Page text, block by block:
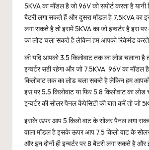
5KVA का मॉडल है जो 96V को सपोर्ट करता है
बैटरी लगा सकते हैं और दुसरा मॉडल है 7.5KVA का
लगा सकते है तो इसमें 5KVA का जो इन्वर्टर है इस
का लोड चला सकते है लेकिन हम आपको रिकेमंड
की यदि आपको 3.5 किलोवाट तक का लोड चलाना है
इन्वर्टर सही रहेगा और जो 7.5KVA 96V का
किलोवाट तक का लोड चला सकते है लेकिन हम
इस पर 5.5 किलोवाट या फिर 5.8 किलोवाट का
इन्वर्टर की सोलर पैनल कैपेसिटी की बात करें तो जो
इसके ऊपर आप 5 किलो वाट के सोलर पैनल लगा
वाला मॉडल है इसके ऊपर आप 7.5 किलो वाट के
और इन दोनों ही इन्वर्टर पर 8 बैटरी लगा सकते है और